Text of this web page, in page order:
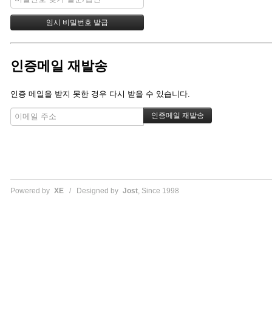
인증메일 재발송
인증 메일을 받지 못한 경우 다시 받을 수 있습니다.
Powered by XE/ Designed by Jost, Since 1998